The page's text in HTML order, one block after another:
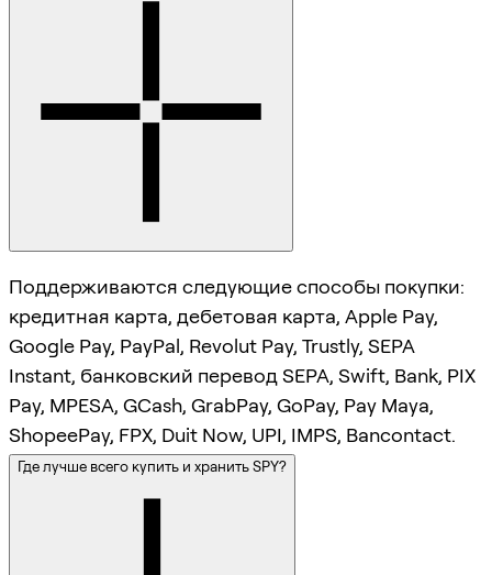
Поддерживаются следующие способы покупки:
кредитная карта, дебетовая карта, Apple Pay,
Google Pay, PayPal, Revolut Pay, Trustly, SEPA
Instant, банковский перевод SEPA, Swift, Bank, PIX
Pay, MPESA, GCash, GrabPay, GoPay, Pay Maya,
ShopeePay, FPX, Duit Now, UPI, IMPS, Bancontact.
Где лучше всего купить и хранить SPY?